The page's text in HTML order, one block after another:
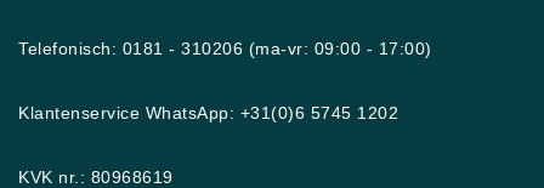
Telefonisch: 0181 - 310206 (ma-vr: 09:00 - 17:00)
Klantenservice WhatsApp: +31(0)6 5745 1202
KVK nr.: 80968619